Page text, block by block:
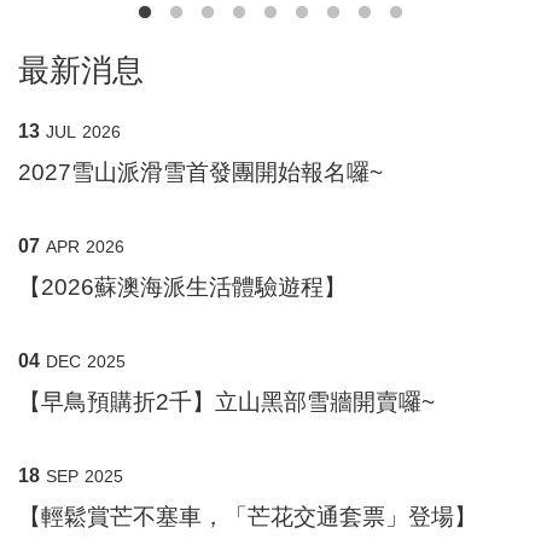
最新消息
13 JUL 2026
2027雪山派滑雪首發團開始報名囉~
07 APR 2026
【2026蘇澳海派生活體驗遊程】
04 DEC 2025
【早鳥預購折2千】立山黑部雪牆開賣囉~
18 SEP 2025
【輕鬆賞芒不塞車，「芒花交通套票」登場】